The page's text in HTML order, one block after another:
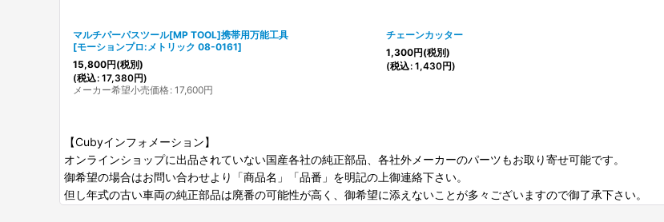
マルチパーパスツール[MP TOOL]携帯用万能工具
[モーションプロ:メトリック 08-0161]
15,800円(税別)
(税込: 17,380円)
メーカー希望小売価格: 17,600円
チェーンカッター
1,300円(税別)
(税込: 1,430円)
【Cubyインフォメーション】
オンラインショップに出品されていない国産各社の純正部品、各社外メーカーのパーツもお取り寄せ可能です。
御希望の場合はお問い合わせより「商品名」「品番」を明記の上御連絡下さい。
但し年式の古い車両の純正部品は廃番の可能性が高く、御希望に添えないことが多々ございますので御了承下さい。